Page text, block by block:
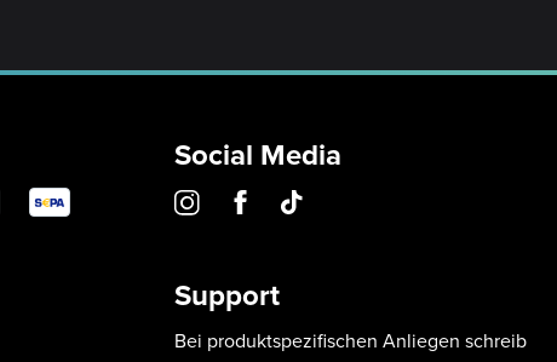
Social Media
Support
Bei produktspezifischen Anliegen schreib